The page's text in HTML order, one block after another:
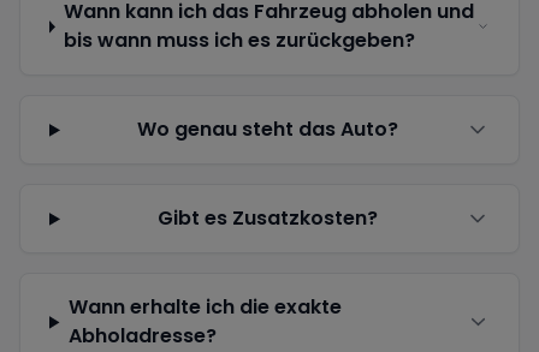
Wann kann ich das Fahrzeug abholen und
bis wann muss ich es zurückgeben?
Wo genau steht das Auto?
Gibt es Zusatzkosten?
Wann erhalte ich die exakte
Abholadresse?